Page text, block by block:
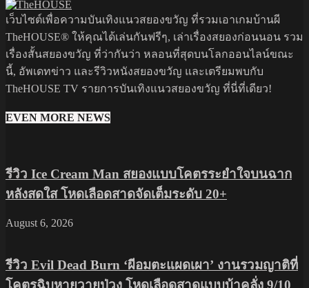
เว็บไซต์เพื่อความบันเทิงแนวสยองขวัญ ที่รวมเอาเกมบ้านผี
TheHOUSE® ให้คุณได้เล่นกันฟรีๆ, เล่าเรื่องสยองก่อนนอน รวม
เรื่องสั้นสยองขวัญ ที่ว่ากันว่า หลอนที่สุดบนโลกออนไลน์ขณะ
นี้, อัพเดทข่าว และรีวิวหนังสยองขวัญ และเตรียมพบกับ
TheHOUSE TV รายการบันเทิงแนวสยองขวัญ ที่นี่ที่เดียว!
EVEN MORE NEWS
รีวิว Ice Cream Man สยองแบบโคตรระยำใจบนฉาก
หลังสดใส โหดเลือดสาดจัดเต็มระดับ 20+
August 6, 2026
รีวิว Evil Dead Burn ‘ผีอมตะแผดเผา’ งานรวมญาติที่
โคตรฉิบหายวายป่วง โหดเลือดสาดแบบบ้าคลั่ง 9/10